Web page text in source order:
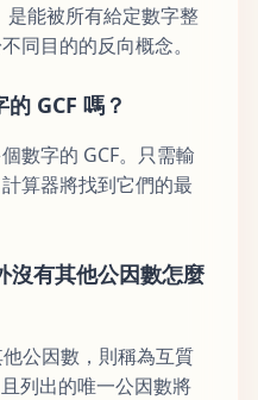
是能被所有給定數字整
同目的的反向概念。
GCF 嗎？
數字的 GCF。只需輸
算器將找到它們的最
沒有其他公因數怎麼
公因數，則稱為互質
列出的唯一公因數將